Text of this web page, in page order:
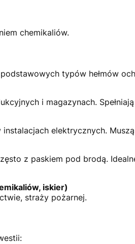
chemikaliów.
typów hełmów
i magazynach.
elektrycznych.
z paskiem pod brodą.
iskier)
straży pożarnej.